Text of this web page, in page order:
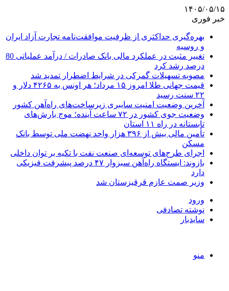
۱۴۰۵/۰۵/۱۵
خبر فوری
بهره‌گیری حداکثری از ظرفیت موافقت‌نامه تجارت آزاد ایران
و روسیه
تغییر مثبت در عملکرد مالی بانک صادرات / درآمد عملیاتی 80
درصد رشد کرد
مصوبه تسهیلات گمرکی در شرایط اضطرار تمدید شد
قیمت جهانی طلا امروز ۱۵ مرداد؛ هر اونس به ۴۲۶۵ دلار و
۲۲ سنت رسید
آخرین وضعیت امنیت سایبری زیرساخت‌های راه‌آهن کشور
وضعیت جوی کشور در ۷۲ ساعت آینده؛ موج بارش‌های
تابستانه در راه ۱۱ استان
تأمین مالی بیش از ۳۹۶ هزار واحد نهضت ملی توسط بانک
مسکن
اجرای طرح‌های توسعه‌ای صنعت نفت با تکیه بر توان داخلی
بازوند: ایستگاه راه‌آهن سبزوار ۴۷ درصد پیشرفت فیزیکی
دارد
وزیر صمت عازم قرقیزستان شد
ورود
نوشته تصادفی
سایدبار
منو